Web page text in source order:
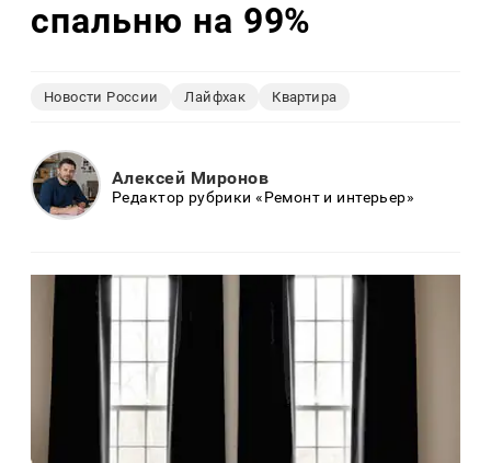
спальню на 99%
Новости России Лайфхак Квартира
Алексей Миронов
Редактор рубрики «Ремонт и интерьер»